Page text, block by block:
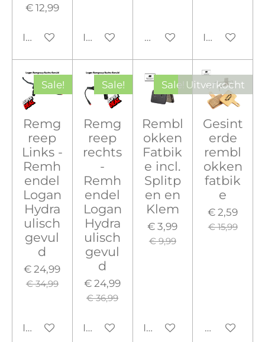
€ 12,99
In winkelwagenIn winkelwagenHoud mij op de hoogte
In
Sale!
Remg
reep
Links -
Remh
endel
Logan
Hydra
ulisch
gevul
d
€ 24,99
€ 34,99
In winkelwagen
Sale!
Remg
reep
rechts
-
Remh
endel
Logan
Hydra
ulisch
gevul
d
€ 24,99
€ 36,99
In winkelwagen
Sale!
Rembl
okken
Fatbik
e incl.
Splitp
en en
Klem
€ 3,99
€ 9,99
In winkelwagen
Uitverkocht
Gesint
erde
rembl
okken
fatbik
e
€ 2,59
€ 15,99
Houd mij